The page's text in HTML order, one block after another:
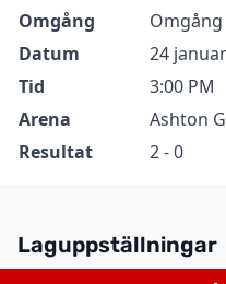
Omgång
Omgång
Datum
24
Tid
3:00 PM
Arena
Ashton
Resultat
2 - 0
Laguppställningar